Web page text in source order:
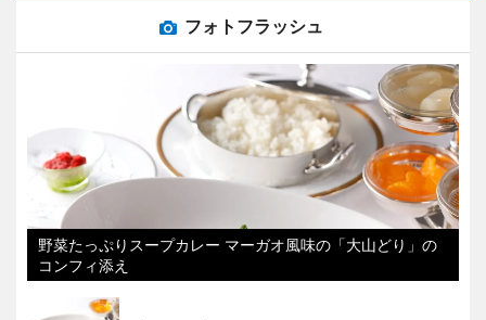
フォトフラッシュ
野菜たっぷりスープカレー マーガオ風味の「大山どり」の
コンフィ添え